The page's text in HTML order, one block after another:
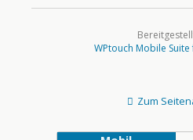
WPtouch Mobile
Zum